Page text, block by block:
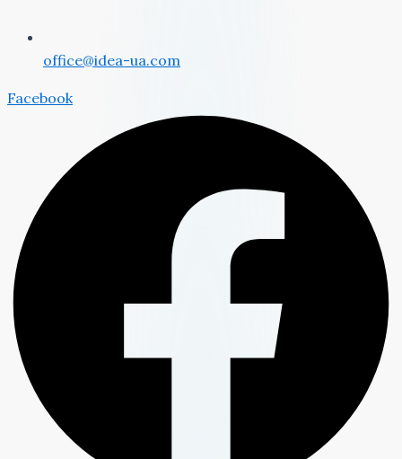
office@idea-ua.com
Facebook